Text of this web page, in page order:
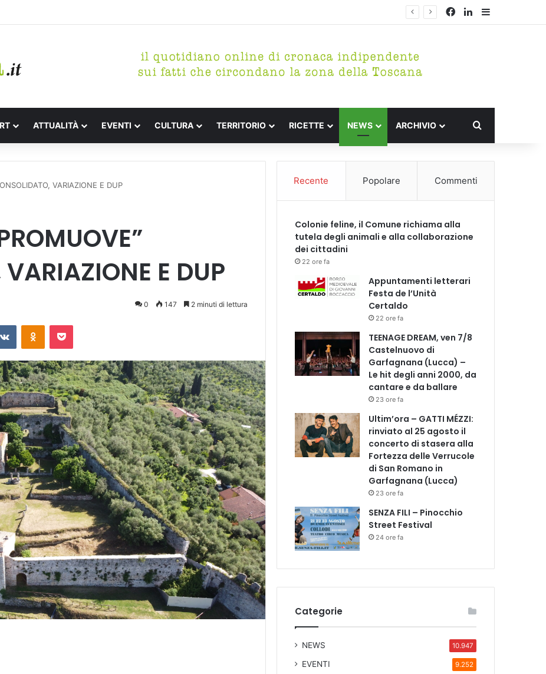
letterari Festa de l’Unità Certaldo Facebook
LinkedIn
ATTUALITÀ EVENTI CULTURA TERRITORIO RICETTE NEWS ARCHIVIO
VARIAZIONE E DUP
E DUP
0 147 2 minuti di lettura
Recente Popolare Commenti
Colonie feline, il Comune richiama alla
tutela degli animali e alla collaborazione
dei cittadini
22 ore fa
Appuntamenti letterari
Festa de l’Unità
Certaldo
22 ore fa
TEENAGE DREAM, ven 7/8
Castelnuovo di
Garfagnana (Lucca) –
Le hit degli anni 2000, da
cantare e da ballare
23 ore fa
Ultim’ora – GATTI MÉZZI:
rinviato al 25 agosto il
concerto di stasera alla
Fortezza delle Verrucole
di San Romano in
Garfagnana (Lucca)
23 ore fa
SENZA FILI – Pinocchio
Street Festival
24 ore fa
Categorie
NEWS 10.947
EVENTI 9.252